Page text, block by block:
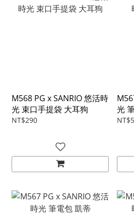
M568 PG x SANRIO 悠活時
光 束口手提袋 大耳狗
NT$290
光